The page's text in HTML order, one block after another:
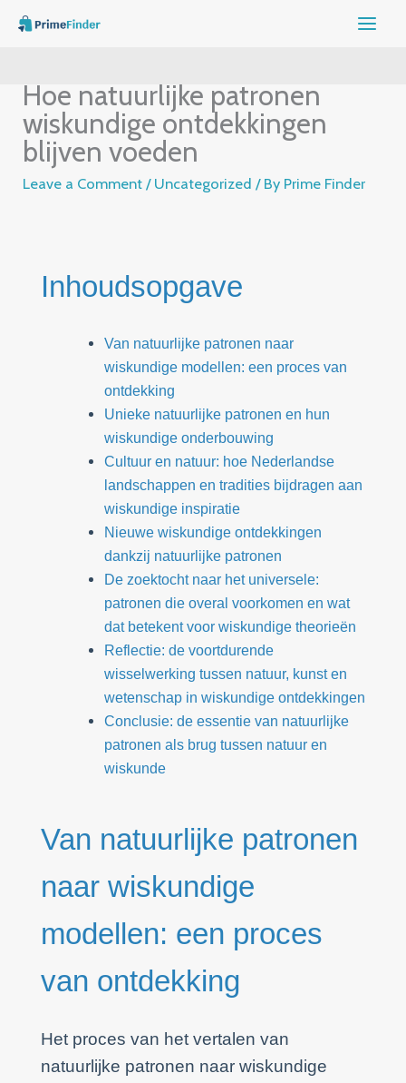
Skip
Hoe natuurlijke patronen
wiskundige ontdekkingen
blijven voeden
Leave a Comment / Uncategorized / By Prime Finder
Inhoudsopgave
Van natuurlijke patronen naar
wiskundige modellen: een proces van
ontdekking
Unieke natuurlijke patronen en hun
wiskundige onderbouwing
Cultuur en natuur: hoe Nederlandse
landschappen en tradities bijdragen aan
wiskundige inspiratie
Nieuwe wiskundige ontdekkingen
dankzij natuurlijke patronen
De zoektocht naar het universele:
patronen die overal voorkomen en wat
dat betekent voor wiskundige theorieën
Reflectie: de voortdurende
wisselwerking tussen natuur, kunst en
wetenschap in wiskundige ontdekkingen
Conclusie: de essentie van natuurlijke
patronen als brug tussen natuur en
wiskunde
Van natuurlijke patronen
naar wiskundige
modellen: een proces
van ontdekking
Het proces van het vertalen van
natuurlijke patronen naar wiskundige